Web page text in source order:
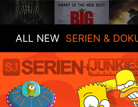
ALL NEW SERIEN &